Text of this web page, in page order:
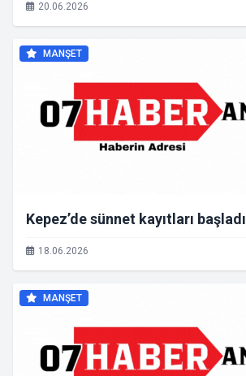
20.06.2026
MANŞET
Kepez’de sünnet kayıtları başladı
18.06.2026
MANŞET